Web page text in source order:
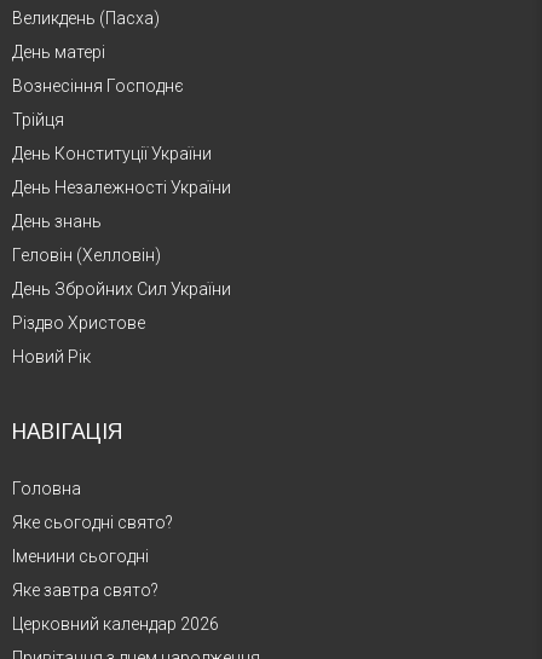
Великдень (Пасха)
День матері
Вознесіння Господнє
Трійця
День Конституції України
День Незалежності України
День знань
Геловін (Хелловін)
День Збройних Сил України
Різдво Христове
Новий Рік
НАВІГАЦІЯ
Головна
Яке сьогодні свято?
Іменини сьогодні
Яке завтра свято?
Церковний календар 2026